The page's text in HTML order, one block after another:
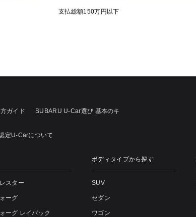
支払総額150万円以下
ガイド SUBARU U-Car選び 基本のキ
定U-Carについて
スター
ーグ
ーグ レイバック
ボディタイプから探す
SUV
セダン
ワゴン